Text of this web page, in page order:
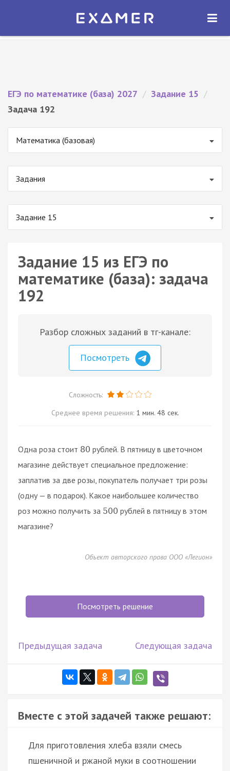
Экзамер — ЕГЭ 2027
ОТКРЫТЬ
ЕГЭ по математике (база) 2027 / Задание 15 /
Задача 192
Математика (базовая)
Задания
Задание 15
Задание 15 из ЕГЭ по
математике (база): задача
192
Разбор сложных заданий в тг-канале:
Посмотреть
Сложность:
Среднее время решения: 1 мин. 48 сек.
Одна роза стоит 80 рублей. В пятницу в цветочном
магазине действует специальное предложение:
заплатив за две розы, покупатель получает три розы
(одну — в подарок). Какое наибольшее количество
роз можно получить за 500 рублей в пятницу в этом
магазине?
Объект авторского права ООО «Легион»
Посмотреть решение
Предыдущая задача Следующая задача
Вместе с этой задачей также решают:
Для приготовления хлеба взяли смесь
пшеничной и ржаной муки в соотношении